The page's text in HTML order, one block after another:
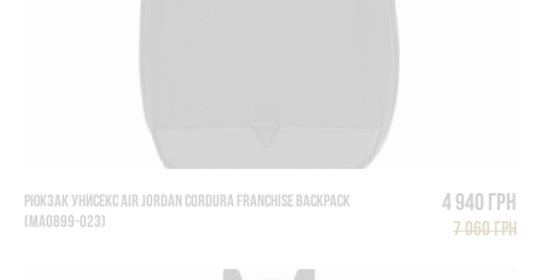
РЮКЗАК УНИСЕКС AIR JORDAN CORDURA FRANCHISE BACKPACK
(MA0899-023)
4 940 грн
7 060 грн